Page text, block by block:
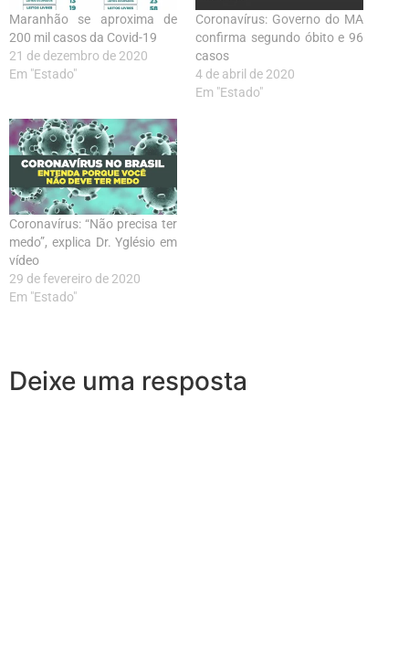
Maranhão se aproxima de
200 mil casos da Covid-19
21 de dezembro de 2020
Em "Estado"
Coronavírus: Governo do MA
confirma segundo óbito e 96
casos
4 de abril de 2020
Em "Estado"
Coronavírus: “Não precisa ter
medo”, explica Dr. Yglésio em
vídeo
29 de fevereiro de 2020
Em "Estado"
Deixe uma resposta